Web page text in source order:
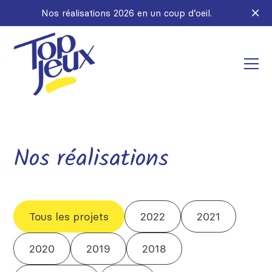
Nos réalisations 2026 en un coup d’oeil.
Nos réalisations
Tous les projets 2022 2021
2020 2019 2018